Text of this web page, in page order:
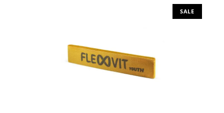
SALE